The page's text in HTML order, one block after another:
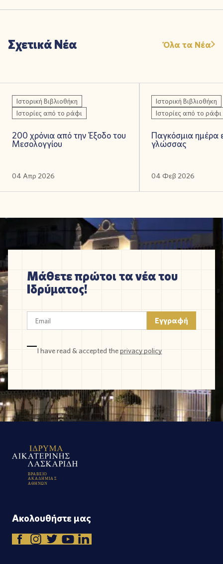
Σχετικά Νέα Όλα τα Νέα
Ιστορική Βιβλιοθήκη
Ιστορίες από το ράφι
200 χρόνια από την Έξοδο του
Μεσολογγίου
04 Απρ 2026
Ιστορική Βιβλιοθήκη
Ιστορίες από το ράφι
Παγκόσμια ημέρα
γλώσσας
04 Φεβ 2026
Μάθετε πρώτοι τα νέα του
Ιδρύματος!
I have read & accepted theprivacy policy
ΒΡΑΒΕΙΟ
ΑΚΑΔΗΜΙΑ Σ
Α ΘΗΝΩΝ
Ακολουθήστε μας